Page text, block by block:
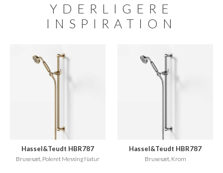
YDERLIGERE
INSPIRATION
Hassel&Teudt HBR787
Brusesæt, Poleret Messing Natur
Hassel&Teudt HBR787
Brusesæt, Krom